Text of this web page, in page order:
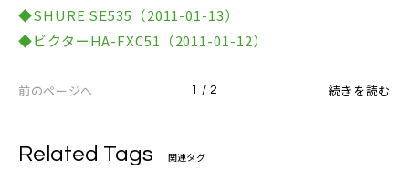
◆SHURE SE535（2011-01-13）
◆ビクターHA-FXC51（2011-01-12）
前のページへ 1 / 2 続きを読む
Related Tags 関連タグ